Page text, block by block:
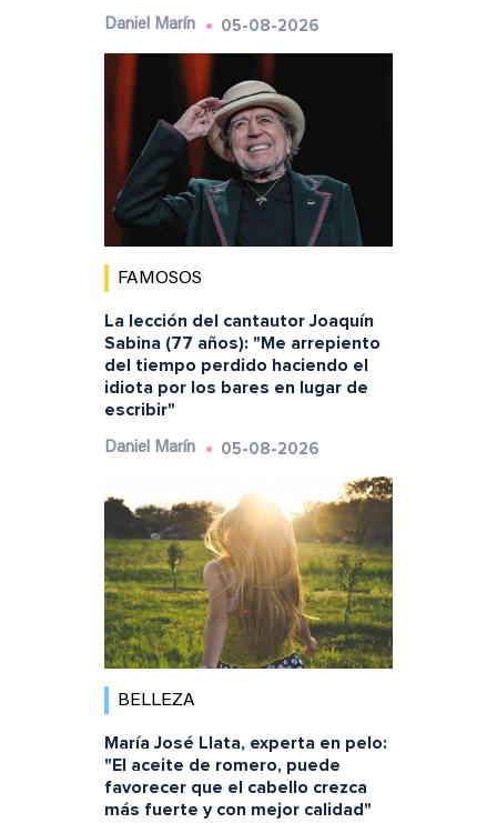
Daniel Marín 05-08-2026
FAMOSOS
La lección del cantautor Joaquín
Sabina (77 años): "Me arrepiento
del tiempo perdido haciendo el
idiota por los bares en lugar de
escribir"
Daniel Marín 05-08-2026
BELLEZA
María José Llata, experta en pelo:
"El aceite de romero, puede
favorecer que el cabello crezca
más fuerte y con mejor calidad"